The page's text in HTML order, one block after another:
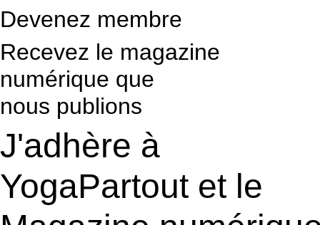
Devenez membre
Recevez le magazine
numérique que
nous publions
J'adhère à
YogaPartout et le